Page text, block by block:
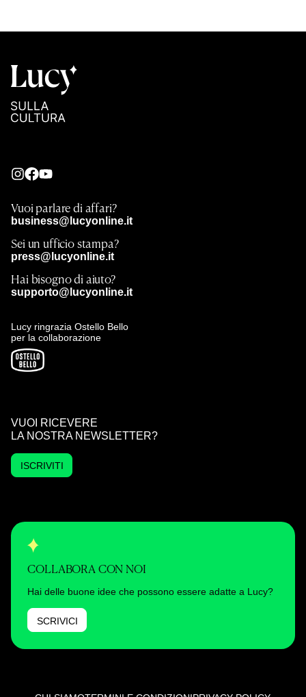
Vuoi parlare di affari?
business@lucyonline.it
Sei un ufficio stampa?
press@lucyonline.it
Hai bisogno di aiuto?
supporto@lucyonline.it
Lucy ringrazia Ostello Bello
per la collaborazione
VUOI RICEVERE
LA NOSTRA NEWSLETTER?
ISCRIVITI
COLLABORA CON NOI
Hai delle buone idee che possono essere adatte a Lucy?
SCRIVICI